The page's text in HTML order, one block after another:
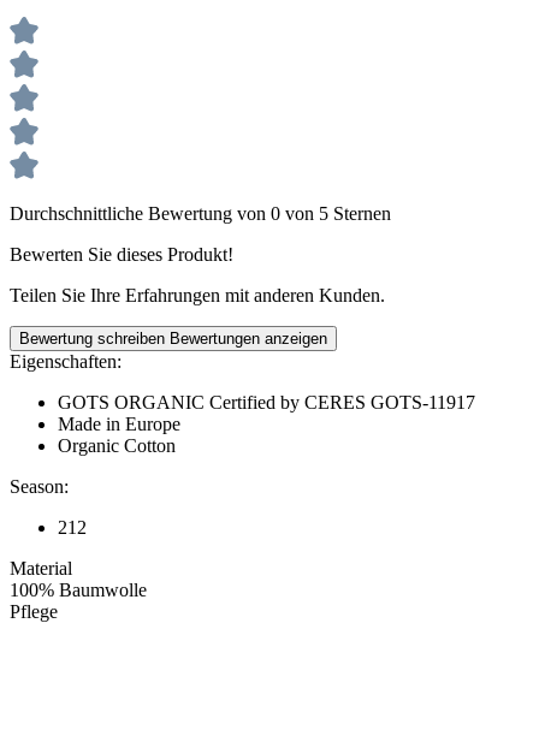
Durchschnittliche Bewertung von 0 von 5 Sternen
Bewerten Sie dieses Produkt!
Teilen Sie Ihre Erfahrungen mit anderen Kunden.
Bewertung schreiben Bewertungen anzeigen
Eigenschaften:
GOTS ORGANIC Certified by CERES GOTS-11917
Made in Europe
Organic Cotton
Season:
212
Material
100% Baumwolle
Pflege